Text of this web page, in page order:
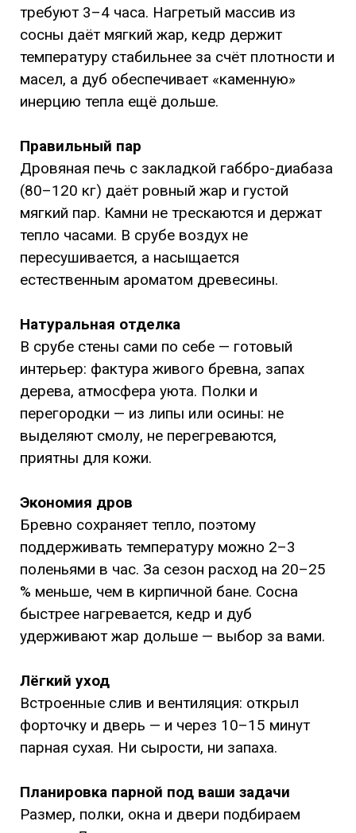
требуют 3–4 часа. Нагретый массив из
сосны даёт мягкий жар, кедр держит
температуру стабильнее за счёт плотности и
масел, а дуб обеспечивает «каменную»
инерцию тепла ещё дольше.
Правильный пар
Дровяная печь с закладкой габбро-диабаза
(80–120 кг) даёт ровный жар и густой
мягкий пар. Камни не трескаются и держат
тепло часами. В срубе воздух не
пересушивается, а насыщается
естественным ароматом древесины.
Натуральная отделка
В срубе стены сами по себе — готовый
интерьер: фактура живого бревна, запах
дерева, атмосфера уюта. Полки и
перегородки — из липы или осины: не
выделяют смолу, не перегреваются,
приятны для кожи.
Экономия дров
Бревно сохраняет тепло, поэтому
поддерживать температуру можно 2–3
поленьями в час. За сезон расход на 20–25
% меньше, чем в кирпичной бане. Сосна
быстрее нагревается, кедр и дуб
удерживают жар дольше — выбор за вами.
Лёгкий уход
Встроенные слив и вентиляция: открыл
форточку и дверь — и через 10–15 минут
парная сухая. Ни сырости, ни запаха.
Планировка парной под ваши задачи
Размер, полки, окна и двери подбираем